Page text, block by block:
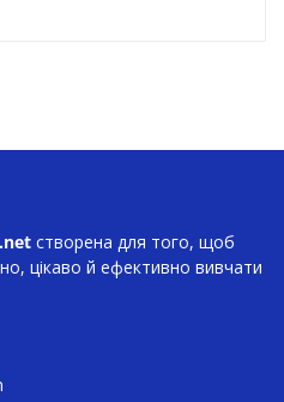
створена для того, щоб
цікаво й ефективно вивчати